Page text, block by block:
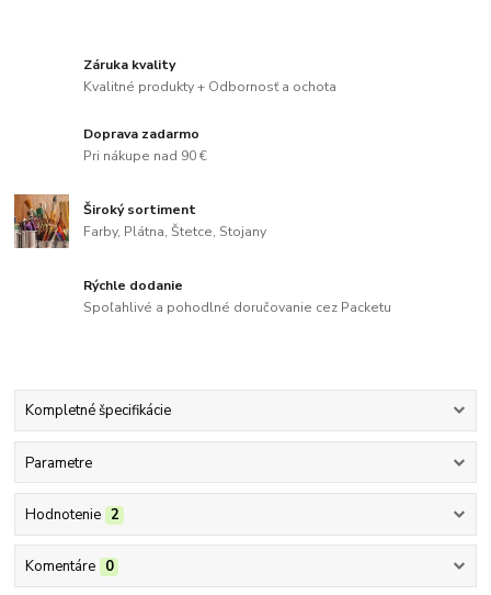
Záruka kvality
Kvalitné produkty + Odbornosť a ochota
Doprava zadarmo
Pri nákupe nad 90 €
Široký sortiment
Farby, Plátna, Štetce, Stojany
Rýchle dodanie
Spoľahlivé a pohodlné doručovanie cez Packetu
Kompletné špecifikácie
Parametre
Hodnotenie 2
Komentáre 0